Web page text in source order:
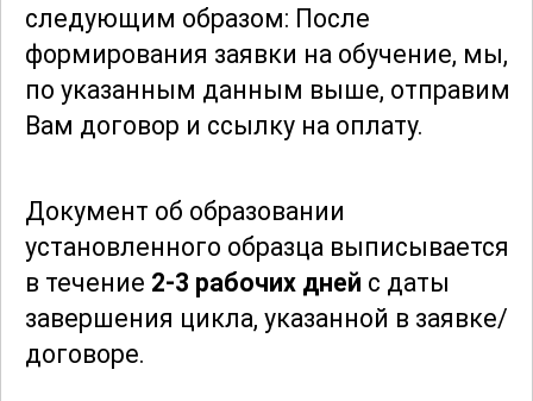
Неотъемлемой частью курса является
рассмотрение вопросов инфекционной
безопасности в различных
медицинских контекстах, включая
интенсивной терапии и другие
специализированные подразделения.
Участники получат представление о
специфических рисках и мерах
предосторожности, необходимых для
следующим образом: После
формирования заявки на обучение, мы,
по указанным данным выше, отправим
Вам договор и ссылку на оплату.
Документ об образовании
установленного образца выписывается
в течение 2-3 рабочих дней с даты
завершения цикла, указанной в заявке/
договоре.